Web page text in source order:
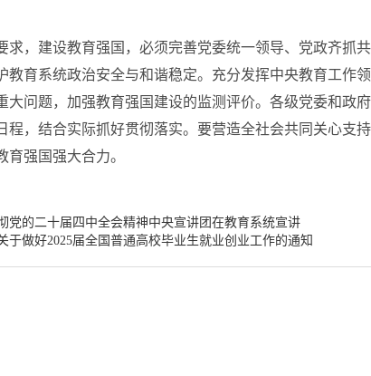
，建设教育强国，必须完善党委统一领导、党政齐抓
教育系统政治安全与和谐稳定。充分发挥中央教育工作
大问题，加强教育强国建设的监测评价。各级党委和政
程，结合实际抓好贯彻落实。要营造全社会共同关心支
育强国强大合力。
党的二十届四中全会精神中央宣讲团在教育系统宣讲
于做好2025届全国普通高校毕业生就业创业工作的通知